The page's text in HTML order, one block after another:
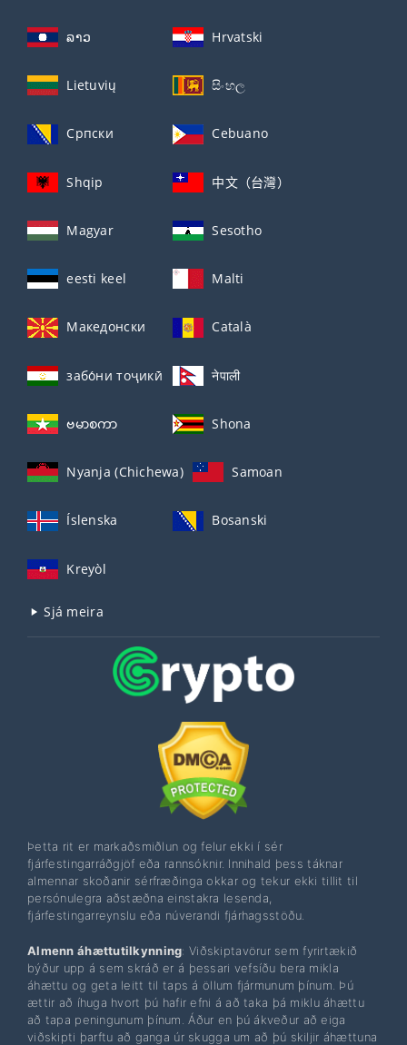
ລາວ Hrvatski
Lietuvių සිංහල
Српски Cebuano
Shqip 中文（台灣）
Magyar Sesotho
eesti keel Malti
Македонски Català
забо́ни тоҷикӣ́ नेपाली
ဗမာစကာ Shona
Nyanja (Chichewa) Samoan
Íslenska Bosanski
Kreyòl
Sjá meira
Þetta rit er markaðsmiðlun og felur ekki í sér
fjárfestingarráðgjöf eða rannsóknir. Innihald þess táknar
almennar skoðanir sérfræðinga okkar og tekur ekki tillit til
persónulegra aðstæðna einstakra lesenda,
fjárfestingarreynslu eða núverandi fjárhagsstöðu.
Almenn áhættutilkynning: Viðskiptavörur sem fyrirtækið
býður upp á sem skráð er á þessari vefsíðu bera mikla
áhættu og geta leitt til taps á öllum fjármunum þínum. Þú
ættir að íhuga hvort þú hafir efni á að taka þá miklu áhættu
að tapa peningunum þínum. Áður en þú ákveður að eiga
viðskipti þarftu að ganga úr skugga um að þú skiljir áhættuna